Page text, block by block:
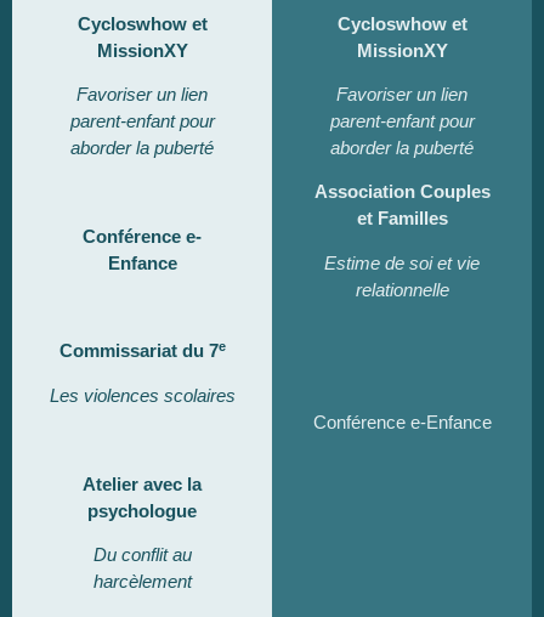
Cycloswhow et
MissionXY
Favoriser un lien
parent-enfant pour
aborder la puberté
Conférence e-
Enfance
Commissariat du 7e
Les violences scolaires
Atelier avec la
psychologue
Du conflit au
harcèlement
Cycloswhow et
MissionXY
Favoriser un lien
parent-enfant pour
aborder la puberté
Association Couples
et Familles
Estime de soi et vie
relationnelle
Conférence e-Enfance